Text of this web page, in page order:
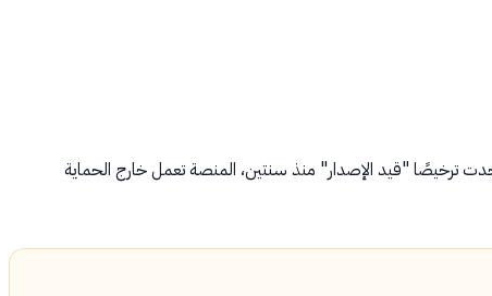
ترخيصًا "قيد الإصدار" منذ سنتين، المنصة تعمل خارج الحماية